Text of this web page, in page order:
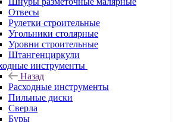
Отвесы
Рулетки строительные
Угольники столярные
Уровни строительные
Штангенциркули
инструменты
Назад
Расходные инструменты
Пильные диски
Сверла
Буры